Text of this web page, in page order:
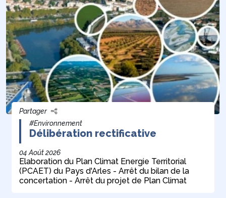
Partager
#Environnement
Délibération rectificative
04 Août 2026
Elaboration du Plan Climat Energie Territorial
(PCAET) du Pays d'Arles - Arrêt du bilan de la
concertation - Arrêt du projet de Plan Climat